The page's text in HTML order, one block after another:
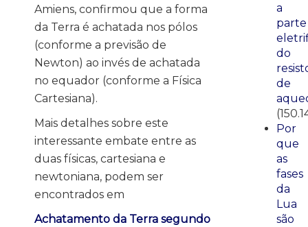
Amiens, confirmou que a forma
da Terra é achatada nos pólos
(conforme a previsão de
Newton) ao invés de achatada
no equador (conforme a Física
Cartesiana).
Mais detalhes sobre este
interessante embate entre as
duas físicas, cartesiana e
newtoniana, podem ser
encontrados em
Achatamento da Terra segundo
a
parte
do
de
Por
que
as
fases
da
Lua
são